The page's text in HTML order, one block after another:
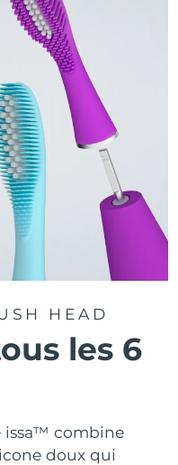
11 000 pulsations par
personnalisés via
HEAD
les 6
issa™ combine
doux qui